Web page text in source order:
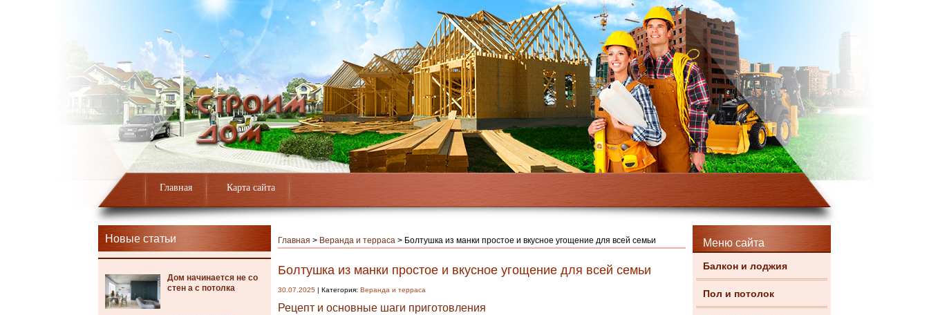
Главная Карта сайта
Новые статьи
Дом начинается не со
стен а с потолка
Меню сайта
Балкон и лоджия
Пол и потолок
Главная > Веранда и терраса > Болтушка из манки простое и вкусное угощение для всей семьи
Болтушка из манки простое и вкусное угощение для всей семьи
30.07.2025 | Категория: Веранда и терраса
Рецепт и основные шаги приготовления